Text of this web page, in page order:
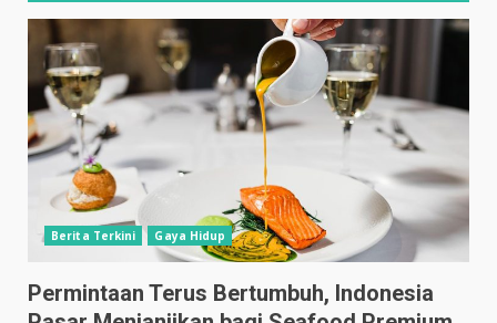
Berita Terkini Gaya Hidup
Permintaan Terus Bertumbuh, Indonesia